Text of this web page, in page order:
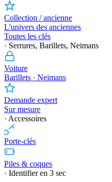
Collection / ancienne
L'univers des anciennes
Toutes les clés
· Serrures, Barillets, Neimans
Voiture
Barillets · Neimans
Demande expert
Sur mesure
· Accessoires
Porte-clés
Piles & coques
· Identifier en 3 sec